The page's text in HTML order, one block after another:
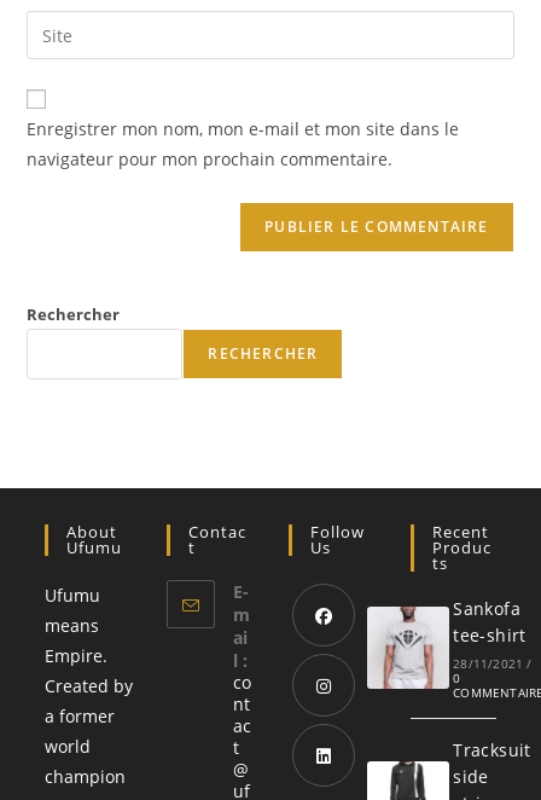
comment
email
address
comment
Saisir
l’URL
de
votre
(facultatif)
Enregistrer mon nom, mon e-mail et mon site dans le
navigateur pour mon prochain commentaire.
Rechercher
RECHERCHER
About
Ufumu
Ufumu
means
Empire.
Created by
a former
world
champion
Contac
T
E-
m
ai
l :
co
nt
ac
t
@
uf
Follow
Us
S’ouvre
dans
un
nouvel
onglet
S’ouvre
dans
un
Recent
Produc
Ts
Sankofa
tee-shirt
28/11/2021 /
0
Tracksuit
side